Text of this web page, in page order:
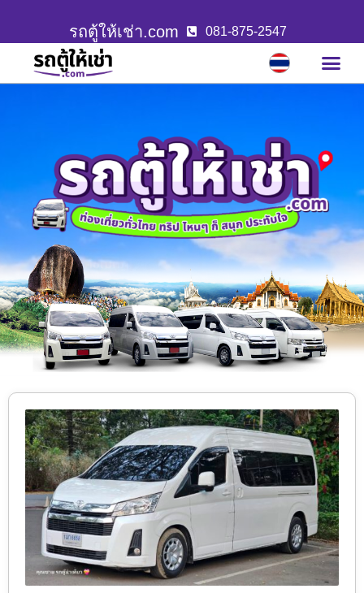
รถตู้ให้เช่า.com 081-875-2547